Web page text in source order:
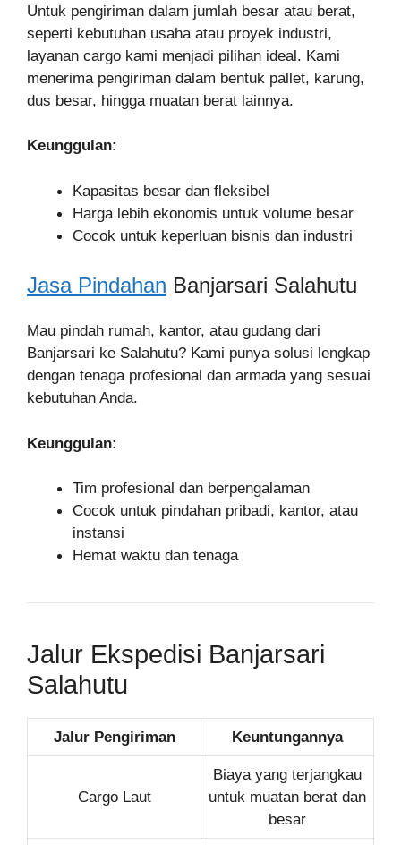
Untuk pengiriman dalam jumlah besar atau berat,
seperti kebutuhan usaha atau proyek industri,
layanan cargo kami menjadi pilihan ideal. Kami
menerima pengiriman dalam bentuk pallet, karung,
dus besar, hingga muatan berat lainnya.
Keunggulan:
Kapasitas besar dan fleksibel
Harga lebih ekonomis untuk volume besar
Cocok untuk keperluan bisnis dan industri
Jasa Pindahan Banjarsari Salahutu
Mau pindah rumah, kantor, atau gudang dari
Banjarsari ke Salahutu? Kami punya solusi lengkap
dengan tenaga profesional dan armada yang sesuai
kebutuhan Anda.
Keunggulan:
Tim profesional dan berpengalaman
Cocok untuk pindahan pribadi, kantor, atau
instansi
Hemat waktu dan tenaga
Jalur Ekspedisi Banjarsari
Salahutu
Jalur Pengiriman Keuntungannya
Cargo Laut
Biaya yang terjangkau
untuk muatan berat dan
besar